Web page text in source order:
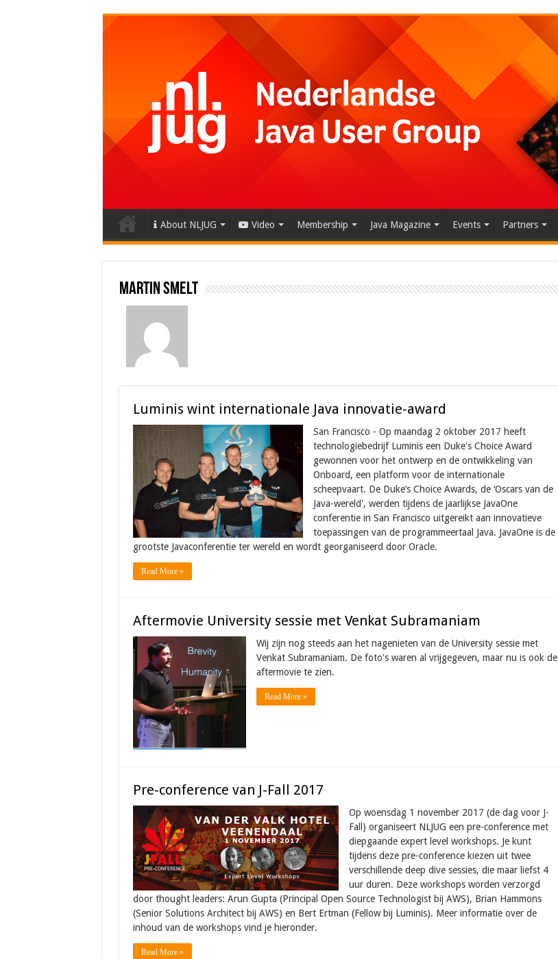
About NLJUG Video Membership Java Magazine Events Partners
Martin Smelt
Luminis wint internationale Java innovatie-award
San Francisco - Op maandag 2 oktober 2017 heeft
technologiebedrijf Luminis een Duke's Choice Award
gewonnen voor het ontwerp en de ontwikkeling van
Onboard, een platform voor de internationale
scheepvaart. De Duke’s Choice Awards, de ‘Oscars van de
Java-wereld', werden tijdens de jaarlijkse JavaOne
conferentie in San Francisco uitgereikt aan innovatieve
toepassingen van de programmeertaal Java. JavaOne is de
grootste Javaconferentie ter wereld en wordt georganiseerd door Oracle.
Read More »
Aftermovie University sessie met Venkat Subramaniam
Wij zijn nog steeds aan het nagenieten van de University sessie met
Venkat Subramaniam. De foto's waren al vrijgegeven, maar nu is ook de
aftermovie te zien.
Read More »
Pre-conference van J-Fall 2017
Op woensdag 1 november 2017 (de dag voor J-
Fall) organiseert NLJUG een pre-conference met
diepgaande expert level workshops. Je kunt
tijdens deze pre-conference kiezen uit twee
verschillende deep dive sessies, die maar liefst 4
uur duren. Deze workshops worden verzorgd
door thought leaders: Arun Gupta (Principal Open Source Technologist bij AWS), Brian Hammons
(Senior Solutions Architect bij AWS) en Bert Ertman (Fellow bij Luminis). Meer informatie over de
inhoud van de workshops vind je hieronder.
Read More »